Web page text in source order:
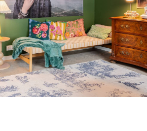
Signe Astrologique
Jour
Loft
House
Maison D'hôtes
Vintage
On Décode La Déco
Question De Style
Renovation
Tiny House